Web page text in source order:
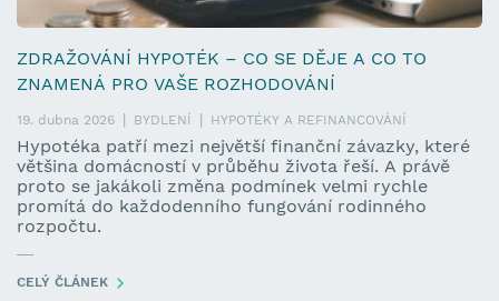
ZDRAŽOVÁNÍ HYPOTÉK – CO SE DĚJE A CO TO
ZNAMENÁ PRO VAŠE ROZHODOVÁNÍ
19. dubna 2026 BYDLENÍ HYPOTÉKY A REFINANCOVÁNÍ
Hypotéka patří mezi největší finanční závazky, které
většina domácností v průběhu života řeší. A právě
proto se jakákoli změna podmínek velmi rychle
promítá do každodenního fungování rodinného
rozpočtu.
CELÝ ČLÁNEK